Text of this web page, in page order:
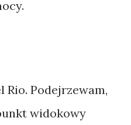
Podejrzewam,
widokowy